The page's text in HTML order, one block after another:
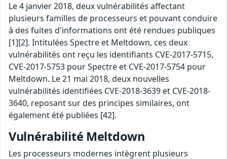
Le 4 janvier 2018, deux vulnérabilités affectant
plusieurs familles de processeurs et pouvant conduire
à des fuites d'informations ont été rendues publiques
[1][2]. Intitulées Spectre et Meltdown, ces deux
vulnérabilités ont reçu les identifiants CVE-2017-5715,
CVE-2017-5753 pour Spectre et CVE-2017-5754 pour
Meltdown. Le 21 mai 2018, deux nouvelles
vulnérabilités identifiées CVE-2018-3639 et CVE-2018-
3640, reposant sur des principes similaires, ont
également été publiées [42].
Vulnérabilité Meltdown
Les processeurs modernes intègrent plusieurs